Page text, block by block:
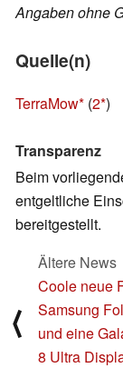
Angaben ohne
Quelle(n)
TerraMow (2 )
Transparenz
Beim
entgeltliche
bereitgestellt.
⟨
Ältere News
Coole neue
Samsung
und eine
8 Ultra